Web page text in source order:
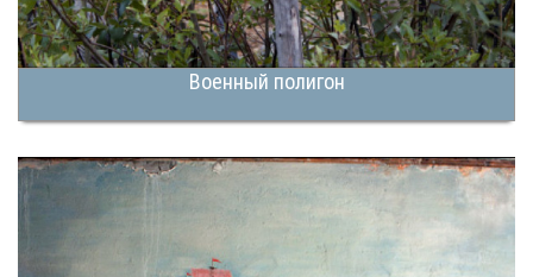
Военный полигон